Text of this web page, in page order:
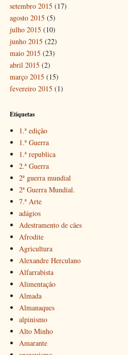
setembro 2015 (17)
agosto 2015 (5)
julho 2015 (10)
junho 2015 (22)
maio 2015 (23)
abril 2015 (2)
março 2015 (15)
fevereiro 2015 (1)
Etiquetas
1.ª edição
1.ª Guerra
1.ª republica
2.ª Guerra
2ª guerra mundial
2ª Guerra Mundial.
7.ª Arte
adágios
Adestramento de cães
Afrodite
Agricultura
Alexandre Herculano
Alfarrabista
Alimentação
Almada
Almanaques
alpinismo
Alto Minho
Amarante